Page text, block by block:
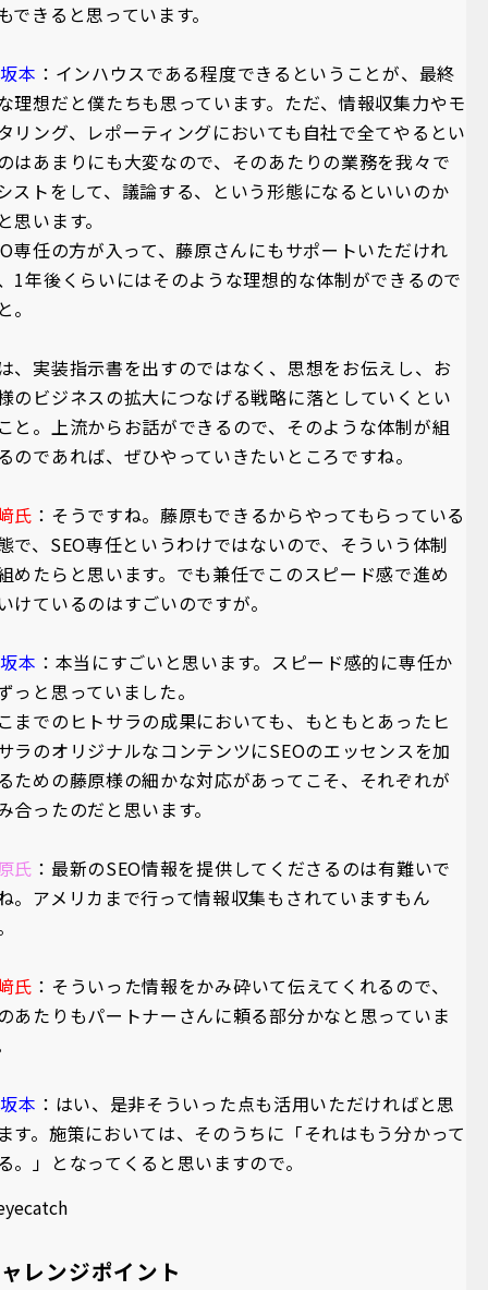
できると思っています。
本 ：インハウスである程度できるということが、最終
理想だと僕たちも思っています。ただ、情報収集力やモ
リング、レポーティングにおいても自社で全てやるとい
はあまりにも大変なので、そのあたりの業務を我々で
ストをして、議論する、という形態になるといいのか
思います。
専任の方が入って、藤原さんにもサポートいただけれ
1年後くらいにはそのような理想的な体制ができるので
。
、実装指示書を出すのではなく、思想をお伝えし、お
のビジネスの拡大につなげる戦略に落としていくとい
と。上流からお話ができるので、そのような体制が組
のであれば、ぜひやっていきたいところですね。
氏 ：そうですね。藤原もできるからやってもらっている
で、SEO専任というわけではないので、そういう体制
めたらと思います。でも兼任でこのスピード感で進め
けているのはすごいのですが。
本 ：本当にすごいと思います。スピード感的に専任か
っと思っていました。
までのヒトサラの成果においても、もともとあったヒ
ラのオリジナルなコンテンツにSEOのエッセンスを加
ための藤原様の細かな対応があってこそ、それぞれが
合ったのだと思います。
氏 ：最新のSEO情報を提供してくださるのは有難いで
。アメリカまで行って情報収集もされていますもん
氏 ：そういった情報をかみ砕いて伝えてくれるので、
あたりもパートナーさんに頼る部分かなと思っていま
本 ：はい、是非そういった点も活用いただければと思
す。施策においては、そのうちに「それはもう分かって
。」となってくると思いますので。
レンジポイント